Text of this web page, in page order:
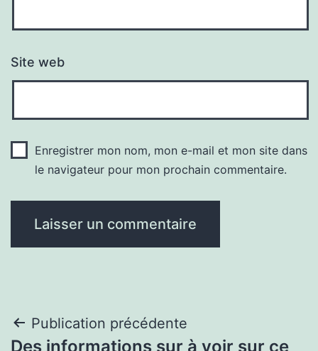
Site web
Enregistrer mon nom, mon e-mail et mon site dans
le navigateur pour mon prochain commentaire.
Navigation
Publication précédente
Des informations sur à voir sur ce